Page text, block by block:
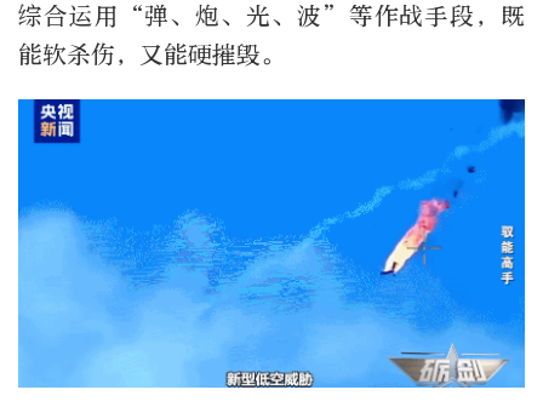
综合运用“弹、炮、光、波”等作战手段，既
能软杀伤，又能硬摧毁。